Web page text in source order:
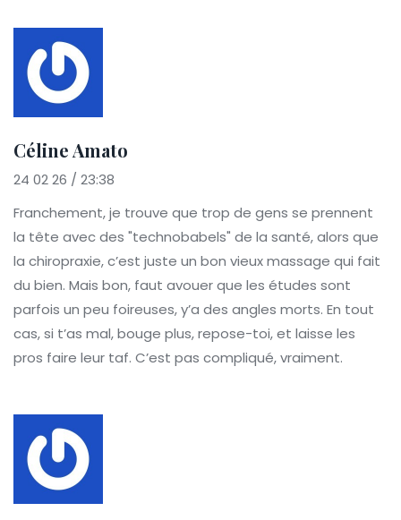
Céline Amato
24 02 26 / 23:38
Franchement, je trouve que trop de gens se prennent
la tête avec des "technobabels" de la santé, alors que
la chiropraxie, c’est juste un bon vieux massage qui fait
du bien. Mais bon, faut avouer que les études sont
parfois un peu foireuses, y’a des angles morts. En tout
cas, si t’as mal, bouge plus, repose-toi, et laisse les
pros faire leur taf. C’est pas compliqué, vraiment.